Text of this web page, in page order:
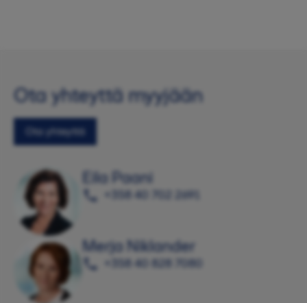
Ota yhteyttä myyjään
Ota yhteyttä
Eila Paani
+358 40 702 2691
Merja Niklander
+358 40 828 7080